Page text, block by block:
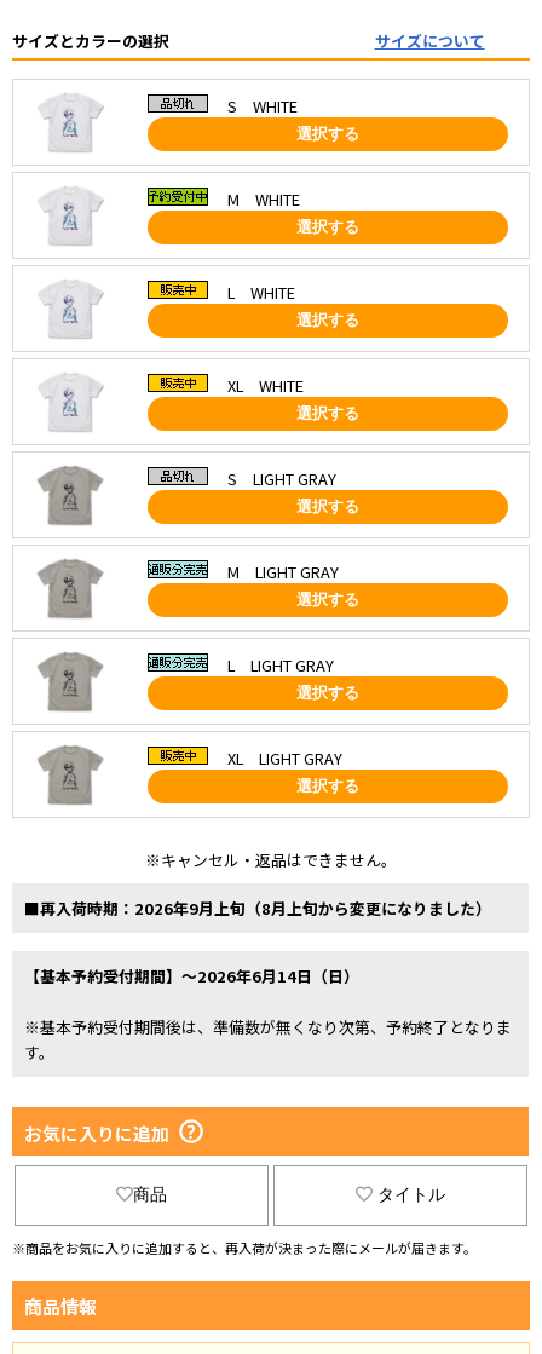
サイズとカラーの選択 サイズについて
S WHITE
選択する
M WHITE
選択する
L WHITE
選択する
XL WHITE
選択する
S LIGHT GRAY
選択する
M LIGHT GRAY
選択する
L LIGHT GRAY
選択する
XL LIGHT GRAY
選択する
※キャンセル・返品はできません。
■再入荷時期：2026年9月上旬（8月上旬から変更になりました）
【基本予約受付期間】～2026年6月14日（日）
※基本予約受付期間後は、準備数が無くなり次第、予約終了となりま
す。
お気に入りに追加
商品 タイトル
※商品をお気に入りに追加すると、再入荷が決まった際にメールが届きます。
商品情報